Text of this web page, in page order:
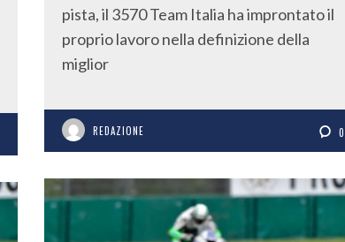
pista, il 3570 Team Italia ha improntato il
proprio lavoro nella definizione della
miglior
REDAZIONE 0